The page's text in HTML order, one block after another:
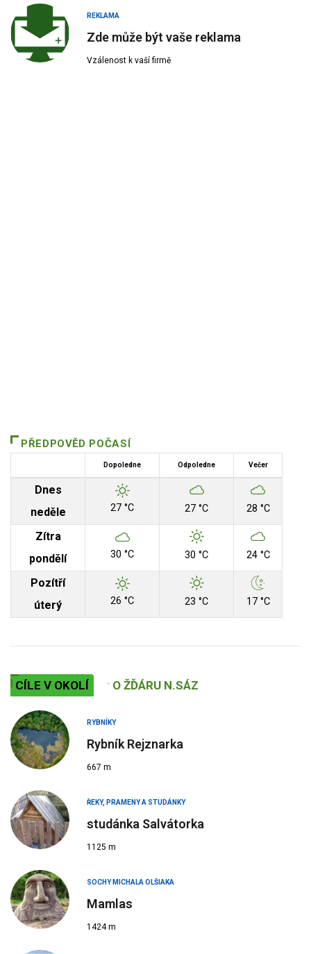
REKLAMA
Zde může být vaše reklama
Vzálenost k vaší firmě
PŘEDPOVĚD POČASÍ
Dopoledne Odpoledne Večer
Dnes
neděle
27 °C 27 °C 28 °C
Zítra
pondělí
30 °C 30 °C 24 °C
Pozítří
úterý
26 °C 23 °C 17 °C
CÍLE V OKOLÍ O ŽĎÁRU N.SÁZ
RYBNÍKY
Rybník Rejznarka
667 m
ŘEKY, PRAMENY A STUDÁNKY
studánka Salvátorka
1125 m
SOCHY MICHALA OLŠIAKA
Mamlas
1424 m